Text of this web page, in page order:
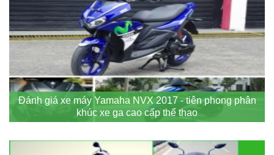
Đánh giá xe máy Yamaha NVX 2017 - tiên phong phân
khúc xe ga cao cấp thể thao